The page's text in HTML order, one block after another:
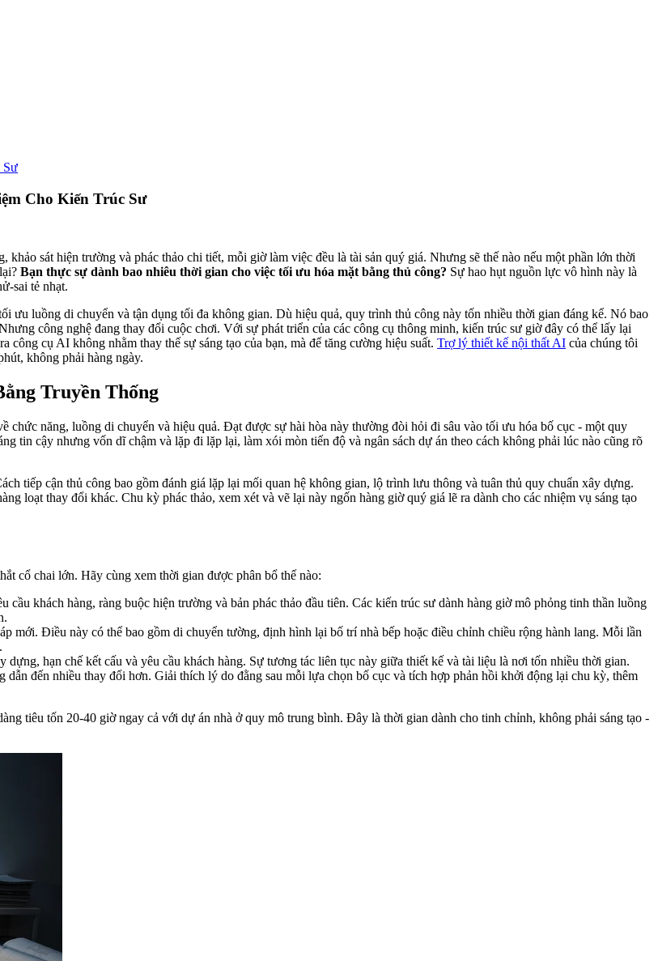
Sư
Cho Kiến Trúc Sư
sát hiện trường và phác thảo chi tiết, mỗi giờ làm việc đều là tài sản quý giá. Nhưng sẽ thế nào nếu một phần lớn thời
Bạn thực sự dành bao nhiêu thời gian cho việc tối ưu hóa mặt bằng thủ công? Sự hao hụt nguồn lực vô hình này là
sai tẻ nhạt.
ưu luồng di chuyển và tận dụng tối đa không gian. Dù hiệu quả, quy trình thủ công này tốn nhiều thời gian đáng kể. Nó bao
công nghệ đang thay đổi cuộc chơi. Với sự phát triển của các công cụ thông minh, kiến trúc sư giờ đây có thể lấy lại
công cụ AI không nhằm thay thế sự sáng tạo của bạn, mà để tăng cường hiệu suất. Trợ lý thiết kế nội thất AI của chúng tôi
không phải hàng ngày.
Truyền Thống
năng, luồng di chuyển và hiệu quả. Đạt được sự hài hòa này thường đòi hỏi đi sâu vào tối ưu hóa bố cục - một quy
tin cậy nhưng vốn dĩ chậm và lặp đi lặp lại, làm xói mòn tiến độ và ngân sách dự án theo cách không phải lúc nào cũng rõ
tiếp cận thủ công bao gồm đánh giá lặp lại mối quan hệ không gian, lộ trình lưu thông và tuân thủ quy chuẩn xây dựng.
loạt thay đổi khác. Chu kỳ phác thảo, xem xét và vẽ lại này ngốn hàng giờ quý giá lẽ ra dành cho các nhiệm vụ sáng tạo
cổ chai lớn. Hãy cùng xem thời gian được phân bổ thế nào:
cầu khách hàng, ràng buộc hiện trường và bản phác thảo đầu tiên. Các kiến trúc sư dành hàng giờ mô phỏng tinh thần luồng
mới. Điều này có thể bao gồm di chuyển tường, định hình lại bố trí nhà bếp hoặc điều chỉnh chiều rộng hành lang. Mỗi lần
hạn chế kết cấu và yêu cầu khách hàng. Sự tương tác liên tục này giữa thiết kế và tài liệu là nơi tốn nhiều thời gian.
dẫn đến nhiều thay đổi hơn. Giải thích lý do đằng sau mỗi lựa chọn bố cục và tích hợp phản hồi khởi động lại chu kỳ, thêm
tiêu tốn 20-40 giờ ngay cả với dự án nhà ở quy mô trung bình. Đây là thời gian dành cho tinh chỉnh, không phải sáng tạo -